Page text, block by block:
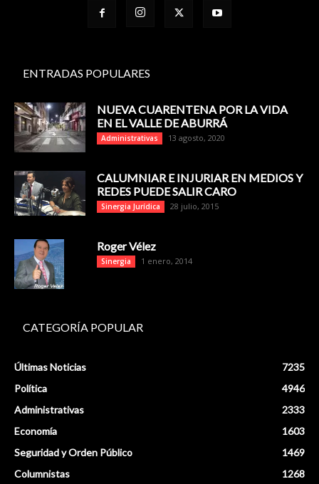
ENTRADAS POPULARES
NUEVA CUARENTENA POR LA VIDA
EN EL VALLE DE ABURRÁ
Administrativas 13 agosto, 2020
CALUMNIAR E INJURIAR EN MEDIOS Y
REDES PUEDE SALIR CARO
Sinergia Jurídica 28 julio, 2015
Roger Vélez
Sinergia 1 enero, 2014
CATEGORÍA POPULAR
Últimas Noticias
7235
Política
4946
Administrativas
2333
Economía
1603
Seguridad y Orden Público
1469
Columnistas
1268